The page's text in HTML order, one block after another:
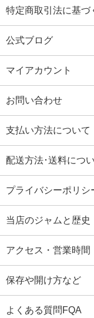
特定商取引法に基づ
公式ブログ
マイアカウント
お問い合わせ
支払い方法について
配送方法･送料につ
プライバシーポリシ
当店のジャムと歴史
アクセス・営業時間
保存や開け方など
よくある質問FQA